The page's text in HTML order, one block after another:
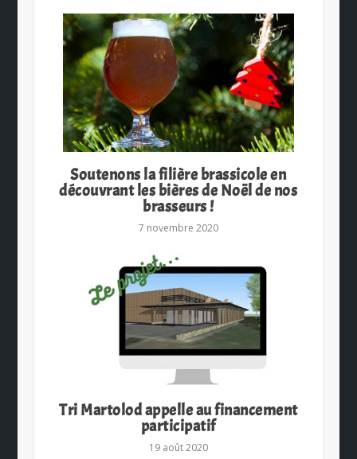
Soutenons la filière brassicole en
découvrant les bières de Noël de nos
brasseurs !
7 novembre 2020
Tri Martolod appelle au financement
participatif
19 août 2020